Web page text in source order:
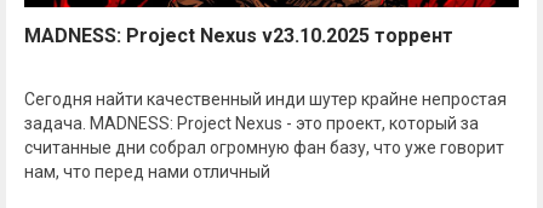
MADNESS: Project Nexus v23.10.2025 торрент
Сегодня найти качественный инди шутер крайне непростая
задача. MADNESS: Project Nexus - это проект, который за
считанные дни собрал огромную фан базу, что уже говорит
нам, что перед нами отличный